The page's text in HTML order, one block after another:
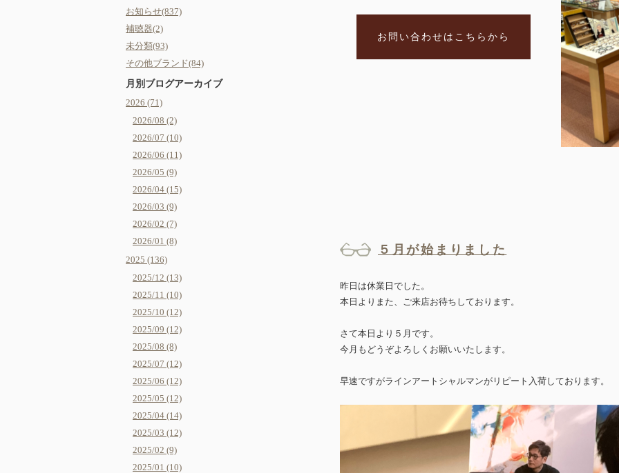
お問い合わせはこちらから
５月が始まりました
昨日は休業日でした。
本日よりまた、ご来店お待ちしております。
さて本日より５月です。
今月もどうぞよろしくお願いいたします。
早速ですがラインアートシャルマンがリピート入荷しております。
お知らせ(837)
補聴器(2)
未分類(93)
その他ブランド(84)
月別ブログアーカイブ
2026 (71)
2026/08 (2)
2026/07 (10)
2026/06 (11)
2026/05 (9)
2026/04 (15)
2026/03 (9)
2026/02 (7)
2026/01 (8)
2025 (136)
2025/12 (13)
2025/11 (10)
2025/10 (12)
2025/09 (12)
2025/08 (8)
2025/07 (12)
2025/06 (12)
2025/05 (12)
2025/04 (14)
2025/03 (12)
2025/02 (9)
2025/01 (10)